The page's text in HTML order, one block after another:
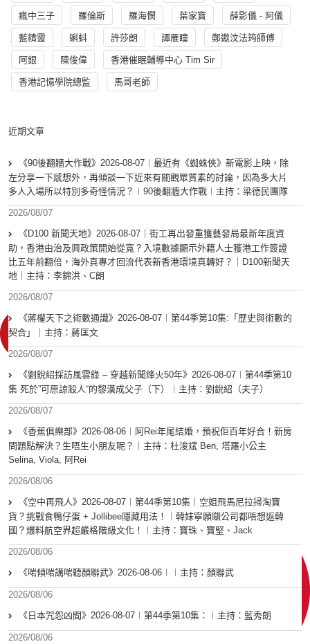
瘋中三子 羅倫斯 羅海憫 葉家寶 薛影儀 - 阿儀
藍精靈 蝌蚪 許莎朗 譚雁瞳 鄭遨汶法筠師傅
阿銀 陳俊偉 香港催眠輔導中心 Tim Sir
香港記憶學院總監 馬哥老師
近期文章
《90後翻牆大作戰》2026-08-07︱最近有《蜘蛛俠》新電影上映，除
左分享一下感想外，再傾談一下近來有關觀眾質素的討論，因為多大片
多人入場所以特別多奇怪情況？︱90後翻牆大作戰︱主持：梁德民團隊
2026/08/07
《D100 新聞天地》2026-08-07｜街工再出發重獲藝發局最新年度資
助，香港由治及興政策開始從寬？入境數據顯示外籍人士獲港工作簽證
比五年前翻倍，海外真專才回流代表新香港環境真轉好？｜D100新聞天
地｜主持：李錦洪、C朗
2026/08/07
《蔣權天下之術數通識》2026-08-07︱第44季第10集:「歴史與術數的
契合」｜主持：蔣匡文
2026/08/07
《劉銳紹採訪風雲錄 – 穿越新聞烽火50年》2026-08-07︱第44季第10
集 死於”可原諒殺人“的黎漢成父子（下）︱主持：劉銳紹（夫子）
2026/08/07
《香蕉俱樂部》2026-08-06︱阿Rei年尾結婚，預祝佢百年好合！新房
問題點解決？生唔生小朋友呢？︱主持：杜浚斌 Ben, 塔羅小公主
Selina, Viola, 阿Rei
2026/08/06
《空中再飛人》2026-08-07︱第44季第10集｜空姐飛馬尼拉掃淘寶
貨？挑戰食鴨仔蛋 + Jollibee隱藏用法！︱韓妹寧願瞓公司都唔想返韓
國？爆料航空界超嚴格階級文化！︱主持：寶珠、寶堅、Jack
2026/08/06
《啱傾啱講啱聽顏聯武》2026-08-06︱︱主持：顏聯武
2026/08/06
《日本咒怨凶間》2026-08-07︱第44季第10集：︱主持：藍秀朗
2026/08/06